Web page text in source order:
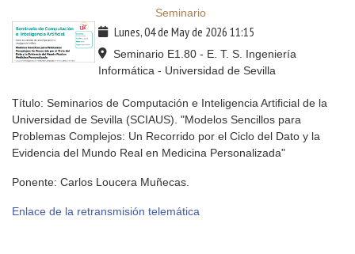
Seminario
Lunes, 04 de May de 2026 11:15
Seminario E1.80 - E. T. S. Ingeniería
Informática - Universidad de Sevilla
Título: Seminarios de Computación e Inteligencia Artificial de la
Universidad de Sevilla (SCIAUS). "Modelos Sencillos para
Problemas Complejos: Un Recorrido por el Ciclo del Dato y la
Evidencia del Mundo Real en Medicina Personalizada"
Ponente: Carlos Loucera Muñecas.
Enlace de la retransmisión telemática